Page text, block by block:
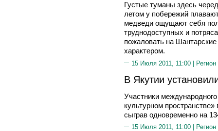
Густые туманы здесь
летом у побережий
медведи ощущают себя
труднодоступных и
пожаловать на
характером.
15 Июля 2011, 11:00 | Регион
В Якутии
Участники
культурном
сыграв одновременно на
15 Июля 2011, 11:00 |